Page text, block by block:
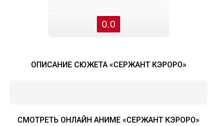
0.0
ОПИСАНИЕ СЮЖЕТА «СЕРЖАНТ КЭРОРО»
СМОТРЕТЬ ОНЛАЙН АНИМЕ «СЕРЖАНТ КЭРОРО»